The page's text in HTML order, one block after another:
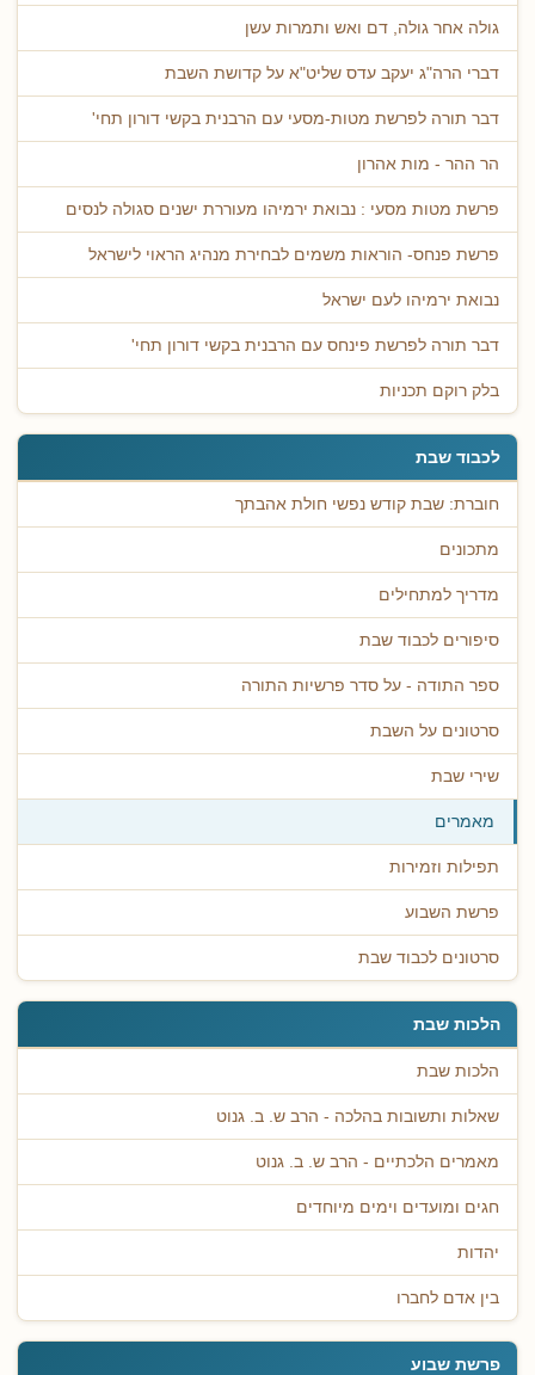
גולה אחר גולה, דם ואש ותמרות עשן
דברי הרה"ג יעקב עדס שליט"א על קדושת השבת
דבר תורה לפרשת מטות-מסעי עם הרבנית בקשי דורון תחי'
הר ההר - מות אהרון
פרשת מטות מסעי : נבואת ירמיהו מעוררת ישנים סגולה לנסים
פרשת פנחס- הוראות משמים לבחירת מנהיג הראוי לישראל
נבואת ירמיהו לעם ישראל
דבר תורה לפרשת פינחס עם הרבנית בקשי דורון תחי'
בלק רוקם תכניות
לכבוד שבת
חוברת: שבת קודש נפשי חולת אהבתך
מתכונים
מדריך למתחילים
סיפורים לכבוד שבת
ספר התודה - על סדר פרשיות התורה
סרטונים על השבת
שירי שבת
מאמרים
תפילות וזמירות
פרשת השבוע
סרטונים לכבוד שבת
הלכות שבת
הלכות שבת
שאלות ותשובות בהלכה - הרב ש. ב. גנוט
מאמרים הלכתיים - הרב ש. ב. גנוט
חגים ומועדים וימים מיוחדים
יהדות
בין אדם לחברו
פרשת שבוע